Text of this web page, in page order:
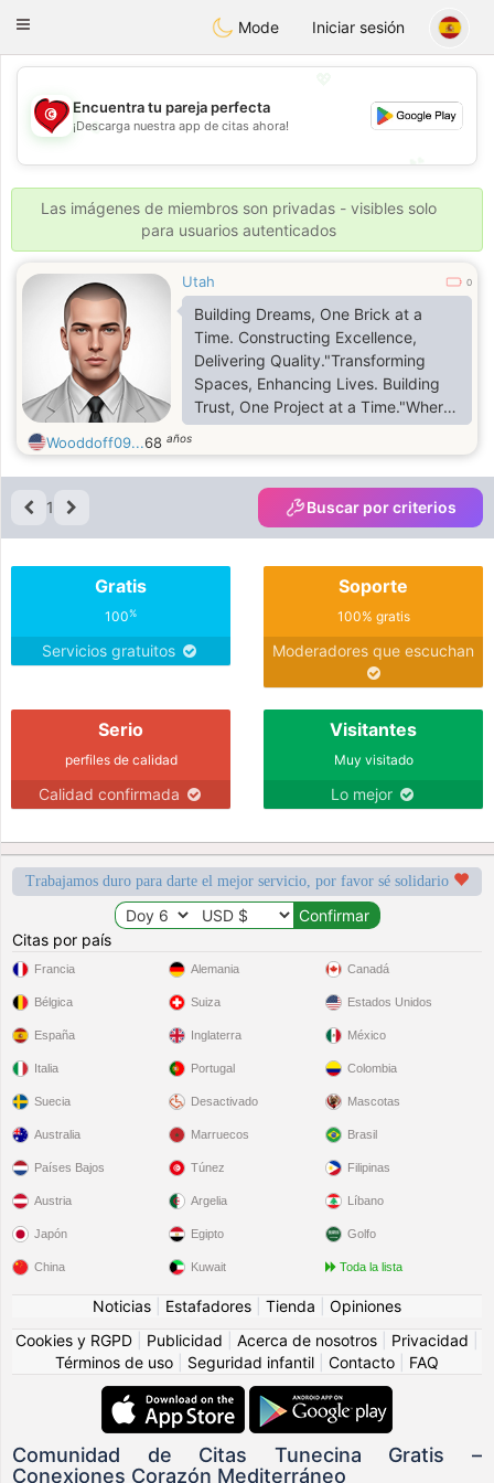
Tunisia Dating
Toggle
Mode Iniciar sesión
💖
💕
Encuentra tu pareja perfecta
¡Descarga nuestra app de citas ahora!
Las imágenes de miembros son privadas - visibles solo
para usuarios autenticados
Utah 0
Building Dreams, One Brick at a
Time. Constructing Excellence,
Delivering Quality."Transforming
Spaces, Enhancing Lives. Building
Trust, One Project at a Time."Where
Vision Meets Reality."
Wooddoff09...68 años
1 Buscar por criterios
Gratis
100%
Servicios gratuitos
Soporte
100% gratis
Moderadores que escuchan
Serio
perfiles de calidad
Calidad confirmada
Visitantes
Muy visitado
Lo mejor
Trabajamos duro para darte el mejor servicio, por favor sé solidario
Citas por país
Francia
Bélgica
España
Italia
Suecia
Alemania
Suiza
Inglaterra
Portugal
Desactivado
Canadá
Estados Unidos
México
Colombia
Mascotas
Australia
Países Bajos
Austria
Japón
China
Marruecos
Túnez
Argelia
Egipto
Kuwait
Brasil
Filipinas
Líbano
Golfo
Toda la lista
Noticias Estafadores Tienda
Opiniones
Cookies y RGPD
Publicidad Acerca de nosotros Privacidad
Términos de uso
Seguridad infantil Contacto FAQ
Comunidad de Citas Tunecina Gratis –
Conexiones Corazón Mediterráneo